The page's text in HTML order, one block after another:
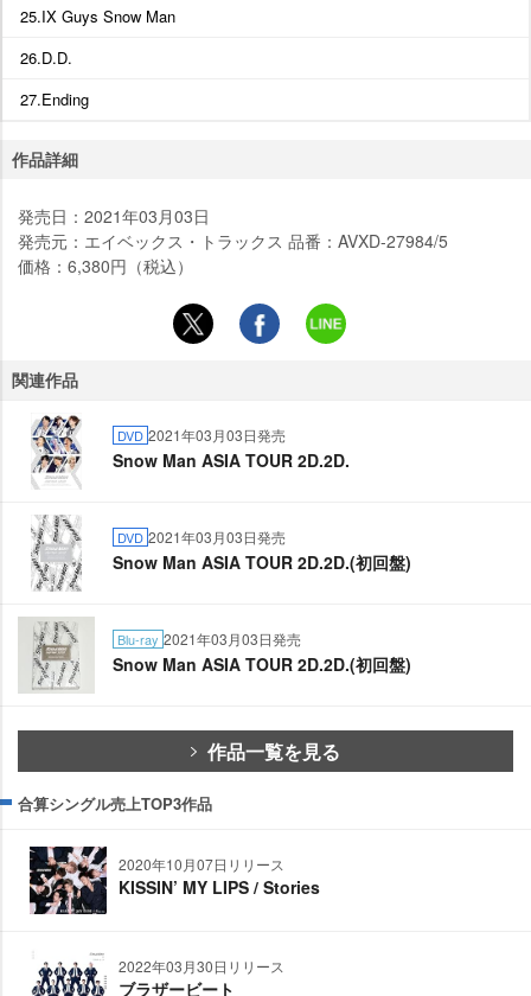
25.IX Guys Snow Man
26.D.D.
27.Ending
作品詳細
発売日：2021年03月03日
発売元：エイベックス・トラックス 品番：AVXD-27984/5
価格：6,380円（税込）
関連作品
DVD 2021年03月03日発売
Snow Man ASIA TOUR 2D.2D.
DVD 2021年03月03日発売
Snow Man ASIA TOUR 2D.2D.(初回盤)
Blu-ray 2021年03月03日発売
Snow Man ASIA TOUR 2D.2D.(初回盤)
作品一覧を見る
合算シングル売上TOP3作品
2020年10月07日リリース
KISSIN’ MY LIPS / Stories
2022年03月30日リリース
ブラザービート